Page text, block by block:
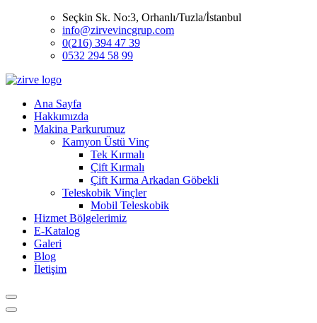
Seçkin Sk. No:3, Orhanlı/Tuzla/İstanbul
info@zirvevincgrup.com
0(216) 394 47 39
0532 294 58 99
Ana Sayfa
Hakkımızda
Makina Parkurumuz
Kamyon Üstü Vinç
Tek Kırmalı
Çift Kırmalı
Çift Kırma Arkadan Göbekli
Teleskobik Vinçler
Mobil Teleskobik
Hizmet Bölgelerimiz
E-Katalog
Galeri
Blog
İletişim